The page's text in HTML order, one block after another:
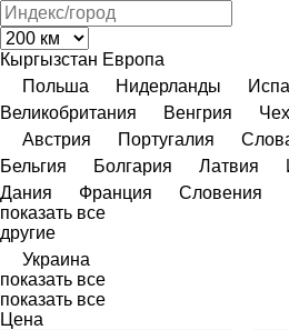
Кыргызстан Европа
Польша
Нидерланды
Великобритания
Венгрия
Австрия
Португалия
Бельгия
Болгария Латвия
Дания
Франция Словения
показать все
другие
Украина
показать все
показать все
Цена